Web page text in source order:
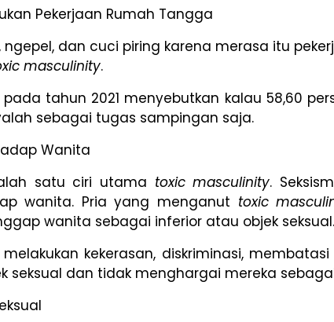
Pekerjaan Rumah Tangga
ngepel, dan cuci piring karena merasa itu
masculinity.
pada tahun 2021 menyebutkan kalau 58,60
sebagai tugas sampingan saja.
Wanita
satu ciri utama toxic masculinity.
wanita. Pria yang menganut toxic
wanita sebagai inferior atau objek seksual.
kekerasan, diskriminasi,
seksual dan tidak menghargai mereka